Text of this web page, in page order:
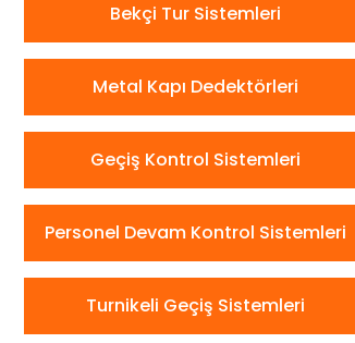
Bekçi Tur Sistemleri
Metal Kapı Dedektörleri
Geçiş Kontrol Sistemleri
Personel Devam Kontrol Sistemleri
Turnikeli Geçiş Sistemleri